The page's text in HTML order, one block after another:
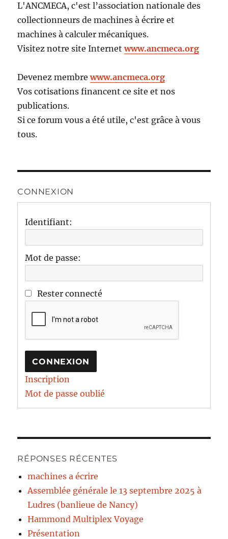
L'ANCMECA, c'est l’association nationale des
collectionneurs de machines à écrire et
machines à calculer mécaniques.
Visitez notre site Internetwww.ancmeca.org
Devenez membrewww.ancmeca.org
Vos cotisations financent ce site et nos
publications.
Si ce forum vous a été utile, c'est grâce à vous
tous.
CONNEXION
Identifiant:
Mot de passe:
Rester connecté
CONNEXION
Inscription
Mot de passe oublié
RÉPONSES RÉCENTES
machines a écrire
Assemblée générale le 13 septembre 2025 à
Ludres (banlieue de Nancy)
Hammond Multiplex Voyage
Présentation